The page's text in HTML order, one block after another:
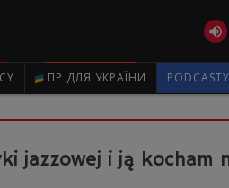

ПР ДЛЯ УКРАЇНИ PODCASTY
jazzowej i ją kocham